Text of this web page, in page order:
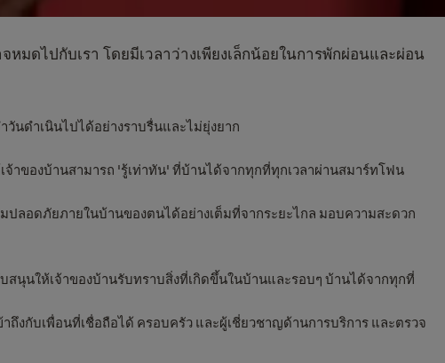
ดไปกับเรา โดยมีเวลาว่างเพียงเล็กน้อยในการพักผ่อนและผ่อน
นดำเนินไปได้อย่างราบรื่นและไม่ยุ่งยาก
ของบ้านสามารถ 'รู้เท่าทัน' ที่บ้านได้จากทุกที่ทุกเวลาผ่านสมาร์ทโฟน
ลอดภัยภายในบ้านของตนได้อย่างเต็มที่จากระยะไกล มอบความสะดวก
นุนให้เจ้าของบ้านรับทราบสิ่งที่เกิดขึ้นในบ้านและรอบๆ บ้านได้จากทุกที่
งกับเพื่อนที่เชื่อถือได้ ครอบครัว และผู้เชี่ยวชาญด้านการบริการ และตรวจ